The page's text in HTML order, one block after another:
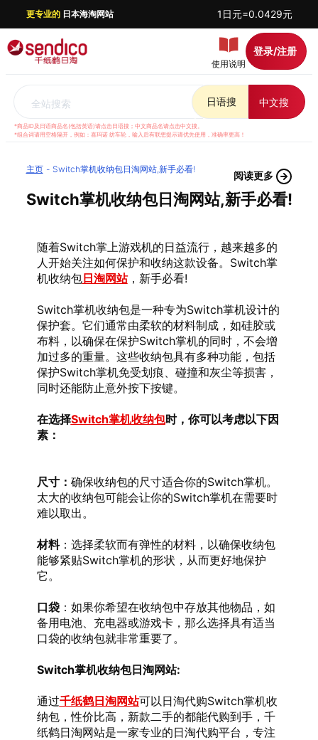
更专业的日本海淘网站 1日元=0.0429元
使用说明
登录/注册
全站搜索 日语搜 中文搜
*商品ID及日语商品名(包括英语)请点击日语搜；中文商品名请点击中文搜。
*组合词请用空格隔开，例如：喜玛诺 纺车轮，输入后有联想提示请优先使用，准确率更高！
主页 Switch掌机收纳包日淘网站,新手必看!
阅读更多
Switch掌机收纳包日淘网站,新手必看!
随着Switch掌上游戏机的日益流行，越来越多的
人开始关注如何保护和收纳这款设备。Switch掌
机收纳包日淘网站，新手必看!
Switch掌机收纳包是一种专为Switch掌机设计的
保护套。它们通常由柔软的材料制成，如硅胶或
布料，以确保在保护Switch掌机的同时，不会增
加过多的重量。这些收纳包具有多种功能，包括
保护Switch掌机免受划痕、碰撞和灰尘等损害，
同时还能防止意外按下按键。
在选择Switch掌机收纳包时，你可以考虑以下因
素：
尺寸： 确保收纳包的尺寸适合你的Switch掌机。
太大的收纳包可能会让你的Switch掌机在需要时
难以取出。
材料：选择柔软而有弹性的材料，以确保收纳包
能够紧贴Switch掌机的形状，从而更好地保护
它。
口袋：如果你希望在收纳包中存放其他物品，如
备用电池、充电器或游戏卡，那么选择具有适当
口袋的收纳包就非常重要了。
Switch掌机收纳包日淘网站:
通过千纸鹤日淘网站可以日淘代购Switch掌机收
纳包，性价比高，新款二手的都能代购到手，千
纸鹤日淘网站是一家专业的日淘代购平台，专注